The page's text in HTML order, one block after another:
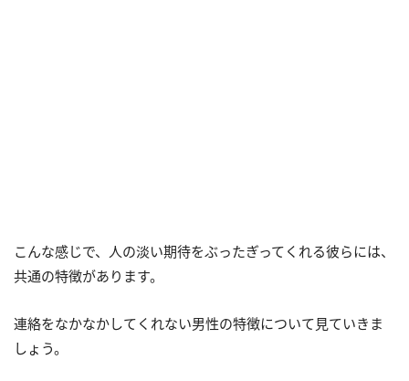
こんな感じで、人の淡い期待をぶったぎってくれる彼らには、
共通の特徴があります。
連絡をなかなかしてくれない男性の特徴について見ていきま
しょう。